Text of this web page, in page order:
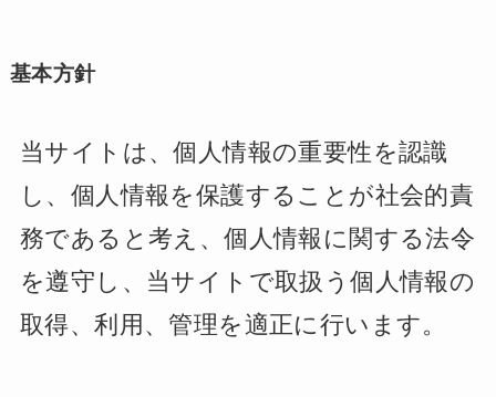
基本方針
当サイトは、個人情報の重要性を認識
し、個人情報を保護することが社会的責
務であると考え、個人情報に関する法令
を遵守し、当サイトで取扱う個人情報の
取得、利用、管理を適正に行います。